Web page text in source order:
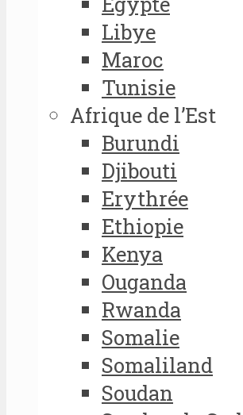
Libye
Maroc
Tunisie
Afrique de l’Est
Burundi
Djibouti
Erythrée
Ethiopie
Kenya
Ouganda
Rwanda
Somalie
Somaliland
Soudan